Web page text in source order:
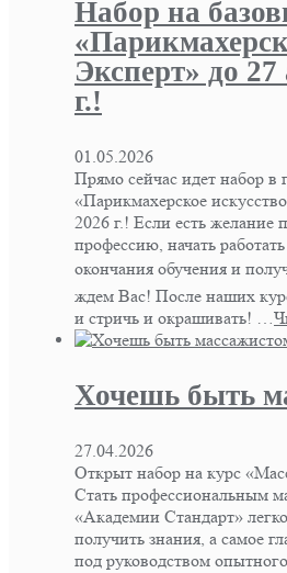
Набор на
Эксперт» до
г.!
01.05.2026
Прямо сейчас идет набор в
«Парикмахерское
2026 г.! Если есть желание
профессию, начать
окончания обучения и
ждем Вас! После наших
и стричь и окрашивать! …
Хочешь быть
27.04.2026
Открыт набор на курс
Стать профессиональным
«Академии Стандарт»
получить знания, а самое
под руководством